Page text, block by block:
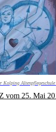
Kolping
vom 25. Mai